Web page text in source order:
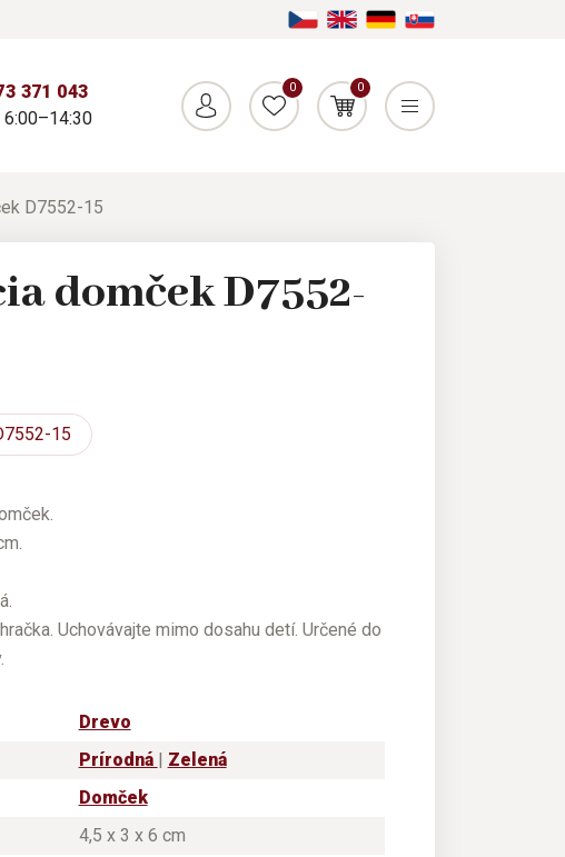
371 043
6:00–14:30
0 0
D7552-15
domček D7552-
15
Uchovávajte mimo dosahu detí. Určené do
Drevo
Prírodná
Zelená
Domček
4,5 x 3 x 6 cm